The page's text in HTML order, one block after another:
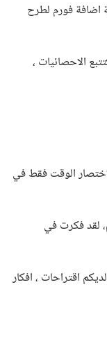
اضافة فورم لطرح
الاحصائيات ،
الوقت فقط في
لقد فكرت في
اقتراحات ، افكار